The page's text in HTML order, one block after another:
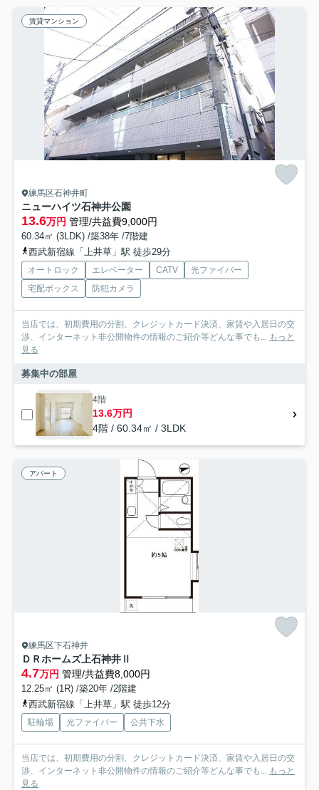
賃貸マンション
練馬区石神井町
ニューハイツ石神井公園
13.6万円 管理/共益費9,000円
60.34㎡ (3LDK) /築38年 /7階建
西武新宿線「上井草」駅 徒歩29分
オートロック エレベーター CATV
光ファイバー
宅配ボックス
防犯カメラ
当店では、初期費用の分割、クレジットカード決済、家賃や入居日の交
渉、インターネット非公開物件の情報のご紹介等どんな事でも... もっと
見る
募集中の部屋
4階
13.6万円
4階 / 60.34㎡ / 3LDK
アパート
練馬区下石神井
ＤＲホームズ上石神井Ⅱ
4.7万円 管理/共益費8,000円
12.25㎡ (1R) /築20年 /2階建
西武新宿線「上井草」駅 徒歩12分
駐輪場 光ファイバー 公共下水
当店では、初期費用の分割、クレジットカード決済、家賃や入居日の交
渉、インターネット非公開物件の情報のご紹介等どんな事でも... もっと
見る